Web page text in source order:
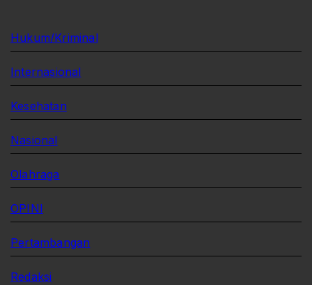
Hukum/Kriminal
Internasional
Kesehatan
Nasional
Olahraga
OPINI
Pertambangan
Redaksi